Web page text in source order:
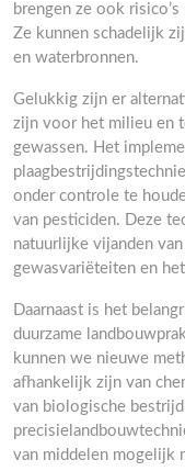
brengen ze ook
Ze kunnen schadelijk
en waterbronnen.
Gelukkig zijn er
zijn voor het milieu en
gewassen. Het
onder controle te
van pesticiden. Deze
natuurlijke vijanden
gewasvariëteiten en
Daarnaast is het
duurzame
kunnen we nieuwe
afhankelijk zijn van
van biologische
van middelen mogelijk